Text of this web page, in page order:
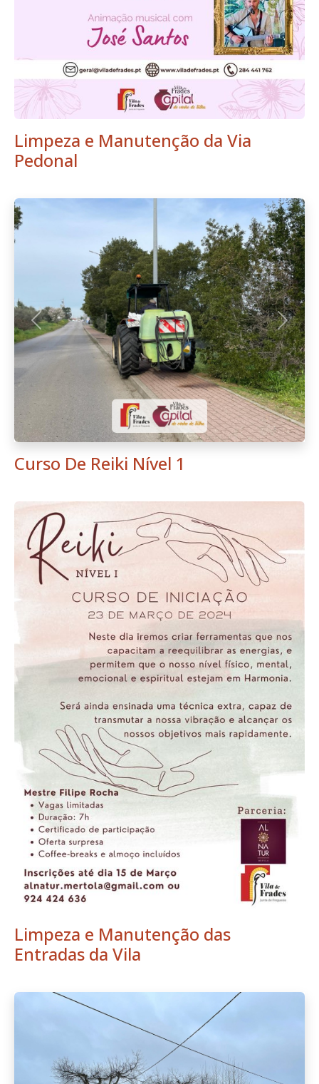
Limpeza e Manutenção da Via
Pedonal
Anterior
Curso De Reiki Nível 1
Limpeza e Manutenção das
Entradas da Vila